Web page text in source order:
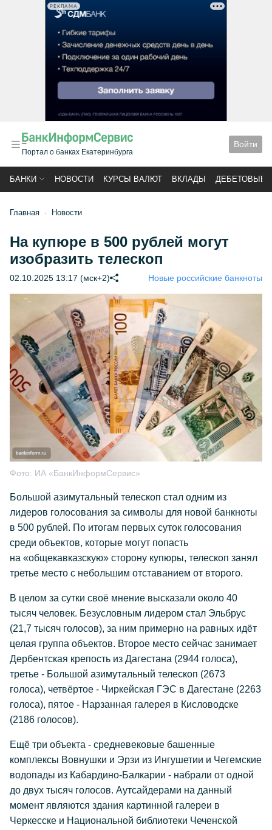
РЕКЛАМА
Портал о банках Екатеринбурга
Войти
БАНКИ НОВОСТИ КУРСЫ ВАЛЮТ ВКЛАДЫ ДЕБЕТОВЫЕ
Главная Новости
На купюре в 500 рублей могут
изобразить телескоп
02.10.2025 13:17 (мск+2) Новые российские банкноты
Фото: ИА «БанкИнформСервис»
Большой азимутальный телескоп стал одним из
лидеров голосования за символы для новой банкноты
в 500 рублей. По итогам первых суток голосования
среди объектов, которые могут попасть
на «общекавказскую» сторону купюры, телескоп занял
третье место с небольшим отставанием от второго.
В целом за сутки своё мнение высказали около 40
тысяч человек. Безусловным лидером стал Эльбрус
(21,7 тысяч голосов), за ним примерно на равных идёт
целая группа объектов. Второе место сейчас занимает
Дербентская крепость из Дагестана (2944 голоса),
третье - Большой азимутальный телескоп (2673
голоса), четвёртое - Чиркейская ГЭС в Дагестане (2263
голоса), пятое - Нарзанная галерея в Кисловодске
(2186 голосов).
Ещё три объекта - средневековые башенные
комплексы Вовнушки и Эрзи из Ингушетии и Чегемские
водопады из Кабардино-Балкарии - набрали от одной
до двух тысяч голосов. Аутсайдерами на данный
момент являются здания картинной галереи в
Черкесске и Национальной библиотеки Чеченской